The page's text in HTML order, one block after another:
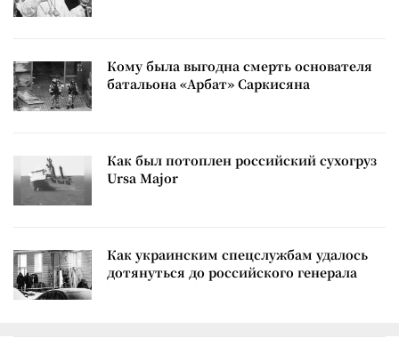
Кому была выгодна смерть основателя
батальона «Арбат» Саркисяна
Как был потоплен российский сухогруз
Ursa Major
Как украинским спецслужбам удалось
дотянуться до российского генерала